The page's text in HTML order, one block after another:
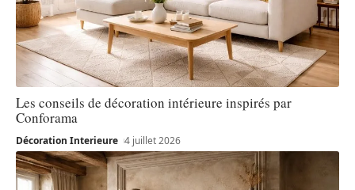
Les conseils de décoration intérieure inspirés par
Conforama
Décoration Interieure 4 juillet 2026